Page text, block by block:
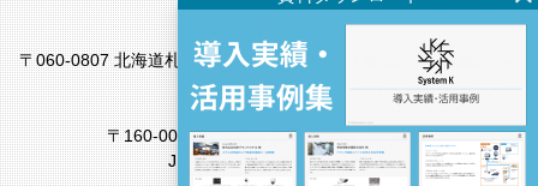
本社
〒060-0807 北海道札幌市北区北7条西4丁目1番地2 KDX札幌ビル7
F
東京支社
〒160-0022 東京都新宿区新宿4丁目1番6号
JR新宿ミライナタワー18F